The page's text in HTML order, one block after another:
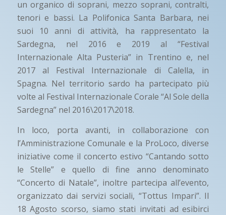
un organico di soprani, mezzo soprani, contralti,
tenori e bassi. La Polifonica Santa Barbara, nei
suoi 10 anni di attività, ha rappresentato la
Sardegna, nel 2016 e 2019 al “Festival
Internazionale Alta Pusteria” in Trentino e, nel
2017 al Festival Internazionale di Calella, in
Spagna. Nel territorio sardo ha partecipato più
volte al Festival Internazionale Corale “Al Sole della
Sardegna” nel 2016\2017\2018.
In loco, porta avanti, in collaborazione con
l’Amministrazione Comunale e la ProLoco, diverse
iniziative come il concerto estivo “Cantando sotto
le Stelle” e quello di fine anno denominato
“Concerto di Natale”, inoltre partecipa all’evento,
organizzato dai servizi sociali, “Tottus Impari”. Il
18 Agosto scorso, siamo stati invitati ad esibirci